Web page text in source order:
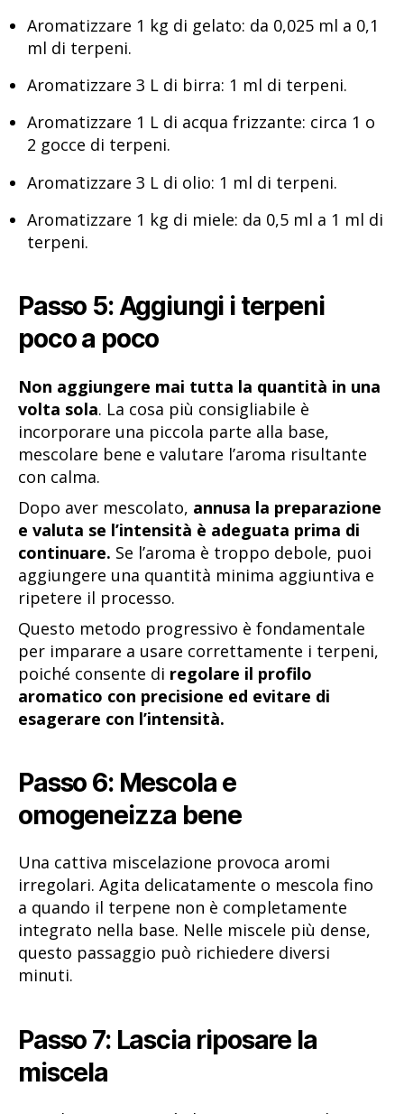
Aromatizzare 1 kg di gelato: da 0,025 ml a 0,1
ml di terpeni.
Aromatizzare 3 L di birra: 1 ml di terpeni.
Aromatizzare 1 L di acqua frizzante: circa 1 o
2 gocce di terpeni.
Aromatizzare 3 L di olio: 1 ml di terpeni.
Aromatizzare 1 kg di miele: da 0,5 ml a 1 ml di
terpeni.
Passo 5: Aggiungi i terpeni
poco a poco
Non aggiungere mai tutta la quantità in una
volta sola. La cosa più consigliabile è
incorporare una piccola parte alla base,
mescolare bene e valutare l’aroma risultante
con calma.
Dopo aver mescolato, annusa la preparazione
e valuta se l’intensità è adeguata prima di
continuare. Se l’aroma è troppo debole, puoi
aggiungere una quantità minima aggiuntiva e
ripetere il processo.
Questo metodo progressivo è fondamentale
per imparare a usare correttamente i terpeni,
poiché consente di regolare il profilo
aromatico con precisione ed evitare di
esagerare con l’intensità.
Passo 6: Mescola e
omogeneizza bene
Una cattiva miscelazione provoca aromi
irregolari. Agita delicatamente o mescola fino
a quando il terpene non è completamente
integrato nella base. Nelle miscele più dense,
questo passaggio può richiedere diversi
minuti.
Passo 7: Lascia riposare la
miscela